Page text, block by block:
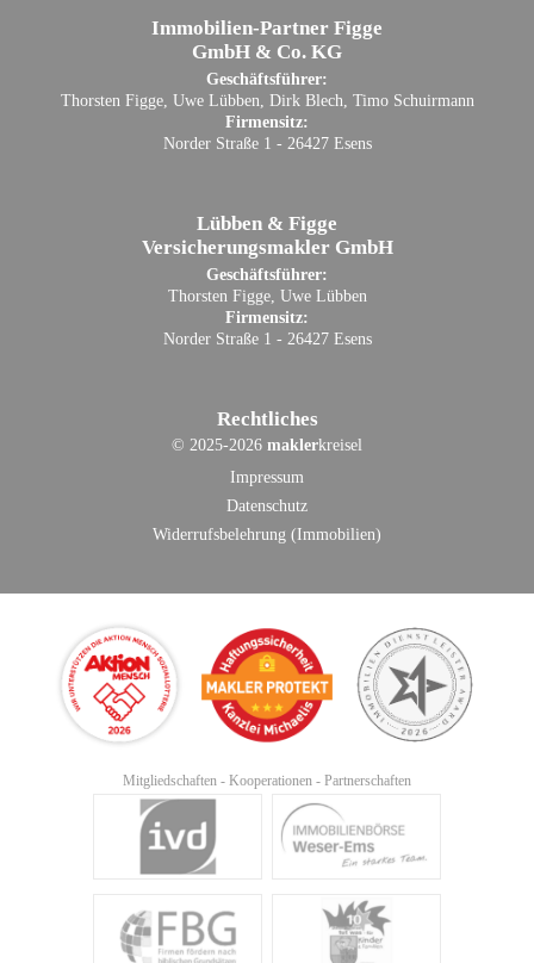
Immobilien-Partner Figge
GmbH & Co. KG
Geschäftsführer:
Thorsten Figge, Uwe Lübben, Dirk Blech, Timo Schuirmann
Firmensitz:
Norder Straße 1 - 26427 Esens
Lübben & Figge
Versicherungsmakler GmbH
Geschäftsführer:
Thorsten Figge, Uwe Lübben
Firmensitz:
Norder Straße 1 - 26427 Esens
Rechtliches
© 2025-2026 maklerkreisel
Impressum
Datenschutz
Widerrufsbelehrung (Immobilien)
Mitgliedschaften - Kooperationen - Partnerschaften